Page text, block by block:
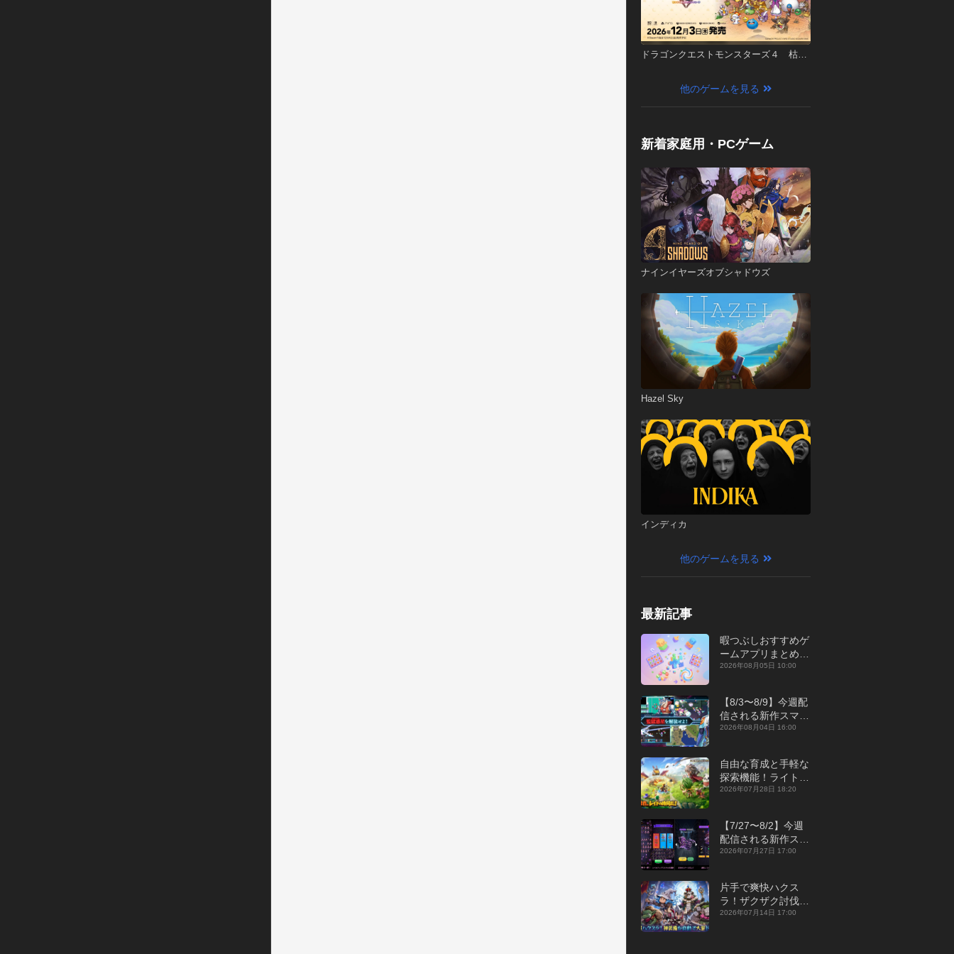
ドラゴンクエストモンスターズ４ 枯れ
他のゲームを見る
新着家庭用・PCゲーム
ナインイヤーズオブシャドウズ
Hazel Sky
インディカ
他のゲームを見る
最新記事
暇つぶしおすすめゲ
ームアプリまとめ｜
オフライン対応あり
2026年08月05日 10:00
【8/3〜8/9】今週配
信される新作スマホ
ゲームをまとめてお
2026年08月04日 16:00
自由な育成と手軽な
探索機能！ライトカ
ジュアルMMORPG
P】
2026年07月28日 18:20
【7/27〜8/2】今週
配信される新作スマ
ホゲームをまとめて
2026年07月27日 17:00
片手で爽快ハクス
ラ！ザクザク討伐し
て神装備を集める放
2026年07月14日 17:00